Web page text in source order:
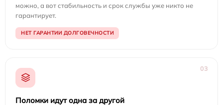
можно, а вот стабильность и срок службы уже никто не
гарантирует.
НЕТ ГАРАНТИИ ДОЛГОВЕЧНОСТИ
03
Поломки идут одна за другой